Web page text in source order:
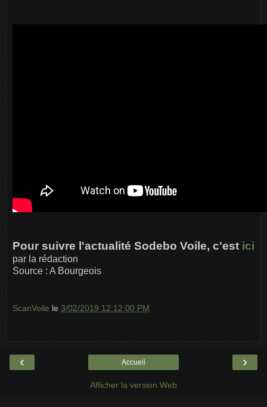
Pour suivre l'actualité Sodebo Voile, c'est ici
par la rédaction
Source : A Bourgeois
ScanVoile le 3/02/2019 12:12:00 PM
‹ ›
Accueil
Afficher la version Web